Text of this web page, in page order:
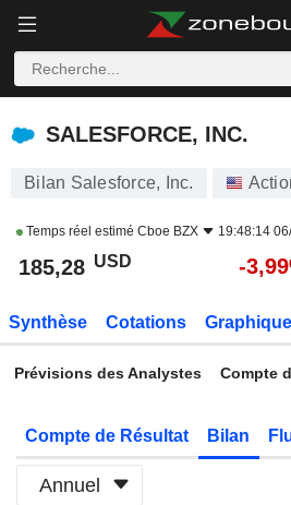
SALESFORCE, INC.
SALESFORCE, INC.
Bilan Salesforce, Inc.
Temps réel estimé Cboe BZX 19:48:14
185,28 USD -
Synthèse Cotations
Prévisions des Analystes Compte
Compte de Résultat Bilan
Annuel